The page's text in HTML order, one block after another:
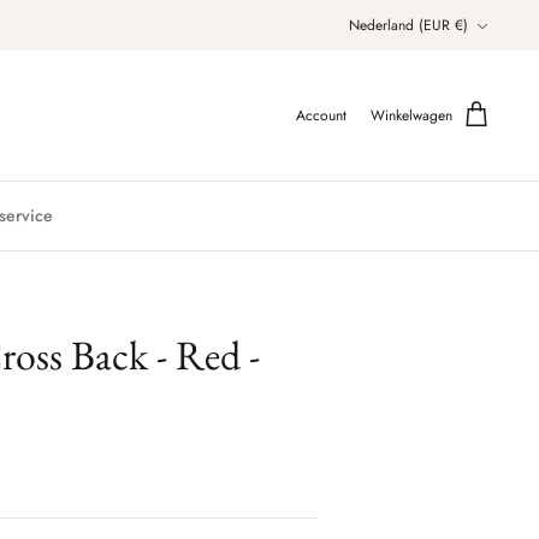
Valuta
Nederland (EUR €)
Account Winkelwagen
Back - Red -